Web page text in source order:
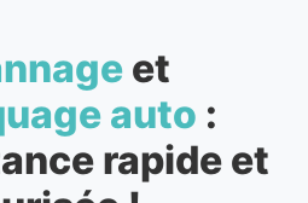
et
auto :
rapide et